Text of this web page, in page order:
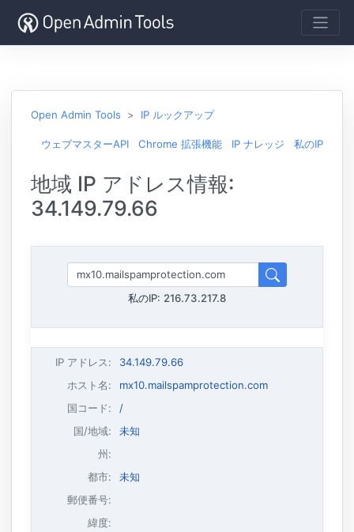
Open Admin Tools IP ルックアップ
ウェブマスターAPI Chrome 拡張機能 IP ナレッジ 私のIP
地域 IP アドレス情報:
34.149.79.66
私のIP: 216.73.217.8
IP アドレス:
34.149.79.66
ホスト名:
mx10.mailspamprotection.com
国コード:
/
国/地域:
未知
州:
都市:
未知
郵便番号:
緯度: